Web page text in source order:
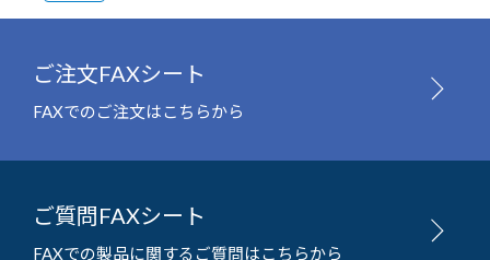
ご注文FAXシート
FAXでのご注文はこちらから
ご質問FAXシート
FAXでの製品に関するご質問はこちらから